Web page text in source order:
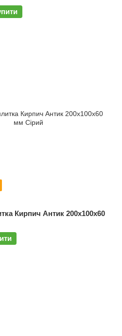
Кирпич Антик 200х100х60